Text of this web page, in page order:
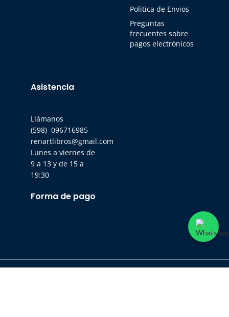
Politica de Envios
Preguntas
frecuentes sobre
pagos electrónicos
Asistencia
Llámanos
(598) 096716985
renartlibros@gmail.com
Lunes a viernes de
9 a 13 y de 15 a
19:30
Forma de pago